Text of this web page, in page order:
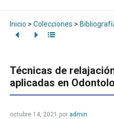
Inicio > Colecciones >
Técnicas de
aplicadas en
octubre 14, 2021 por admin